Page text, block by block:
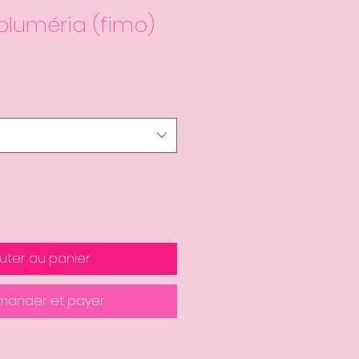
(fimo)
au panier
et payer